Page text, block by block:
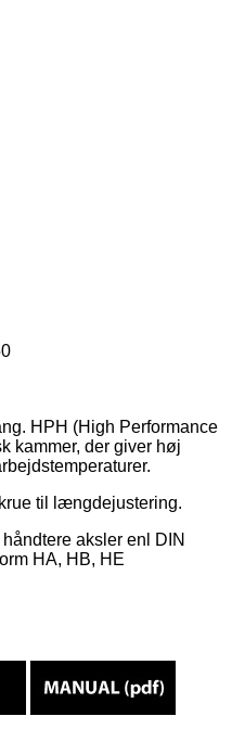
HPH (High Performance
kammer, der giver høj
til længdejustering.
aksler enl DIN
HA, HB, HE